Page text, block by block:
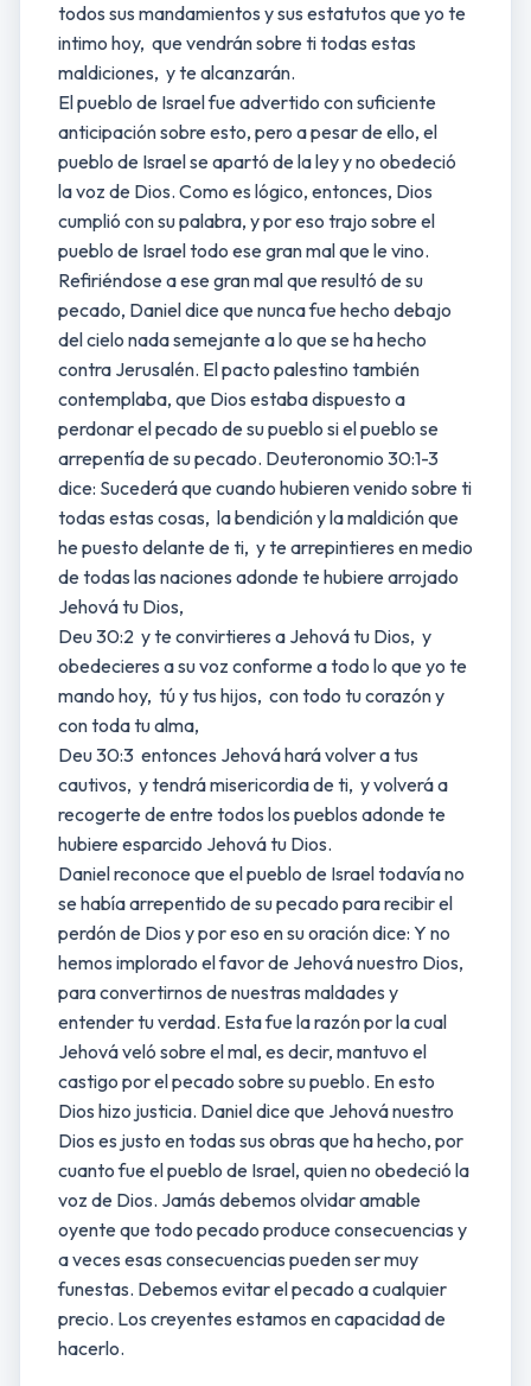
todos sus mandamientos y sus estatutos que yo te
intimo hoy, que vendrán sobre ti todas estas
maldiciones, y te alcanzarán.
El pueblo de Israel fue advertido con suficiente
anticipación sobre esto, pero a pesar de ello, el
pueblo de Israel se apartó de la ley y no obedeció
la voz de Dios. Como es lógico, entonces, Dios
cumplió con su palabra, y por eso trajo sobre el
pueblo de Israel todo ese gran mal que le vino.
Refiriéndose a ese gran mal que resultó de su
pecado, Daniel dice que nunca fue hecho debajo
del cielo nada semejante a lo que se ha hecho
contra Jerusalén. El pacto palestino también
contemplaba, que Dios estaba dispuesto a
perdonar el pecado de su pueblo si el pueblo se
arrepentía de su pecado. Deuteronomio 30:1-3
dice: Sucederá que cuando hubieren venido sobre ti
todas estas cosas, la bendición y la maldición que
he puesto delante de ti, y te arrepintieres en medio
de todas las naciones adonde te hubiere arrojado
Jehová tu Dios,
Deu 30:2 y te convirtieres a Jehová tu Dios, y
obedecieres a su voz conforme a todo lo que yo te
mando hoy, tú y tus hijos, con todo tu corazón y
con toda tu alma,
Deu 30:3 entonces Jehová hará volver a tus
cautivos, y tendrá misericordia de ti, y volverá a
recogerte de entre todos los pueblos adonde te
hubiere esparcido Jehová tu Dios.
Daniel reconoce que el pueblo de Israel todavía no
se había arrepentido de su pecado para recibir el
perdón de Dios y por eso en su oración dice: Y no
hemos implorado el favor de Jehová nuestro Dios,
para convertirnos de nuestras maldades y
entender tu verdad. Esta fue la razón por la cual
Jehová veló sobre el mal, es decir, mantuvo el
castigo por el pecado sobre su pueblo. En esto
Dios hizo justicia. Daniel dice que Jehová nuestro
Dios es justo en todas sus obras que ha hecho, por
cuanto fue el pueblo de Israel, quien no obedeció la
voz de Dios. Jamás debemos olvidar amable
oyente que todo pecado produce consecuencias y
a veces esas consecuencias pueden ser muy
funestas. Debemos evitar el pecado a cualquier
precio. Los creyentes estamos en capacidad de
hacerlo.